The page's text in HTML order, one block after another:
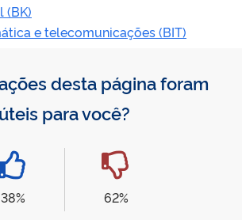
(BK)
e telecomunicações (BIT)
desta página foram
úteis para você?
38%
62%